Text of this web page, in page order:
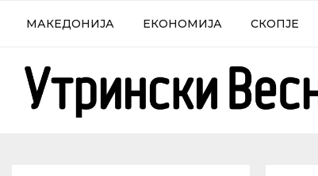
МАКЕДОНИЈА ЕКОНОМИЈА СКОПЈЕ